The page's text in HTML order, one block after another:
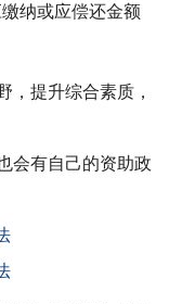
纳或应偿还金额
，提升综合素质，
会有自己的资助政